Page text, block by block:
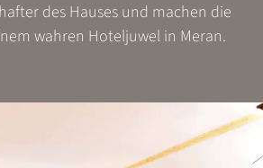
des Hauses und machen die
wahren Hoteljuwel in Meran.